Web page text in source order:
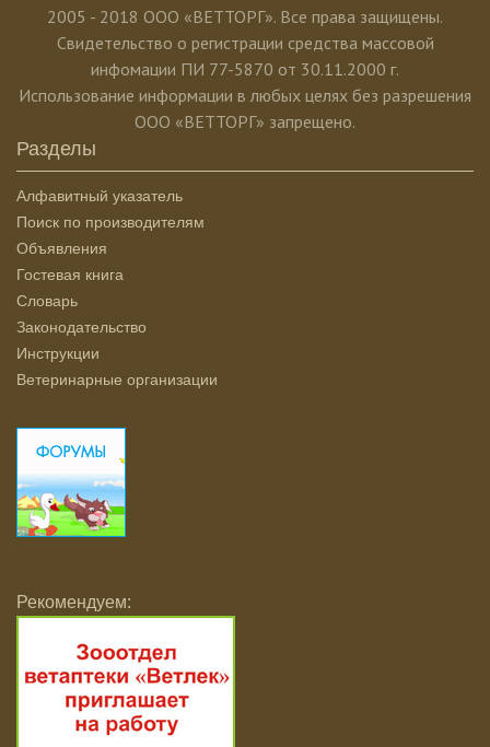
2005 - 2018 ООО «ВЕТТОРГ». Все права защищены.
Свидетельство о регистрации средства массовой
инфомации ПИ 77-5870 от 30.11.2000 г.
Использование информации в любых целях без разрешения
ООО «ВЕТТОРГ» запрещено.
Разделы
Алфавитный указатель
Поиск по производителям
Объявления
Гостевая книга
Словарь
Законодательство
Инструкции
Ветеринарные организации
Рекомендуем: